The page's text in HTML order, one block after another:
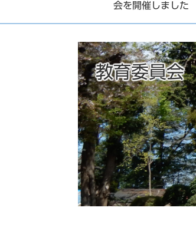
会を開催しました
教育委員会